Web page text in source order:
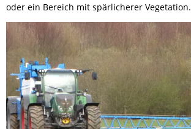
oder ein Bereich mit spärlicherer Vegetation.